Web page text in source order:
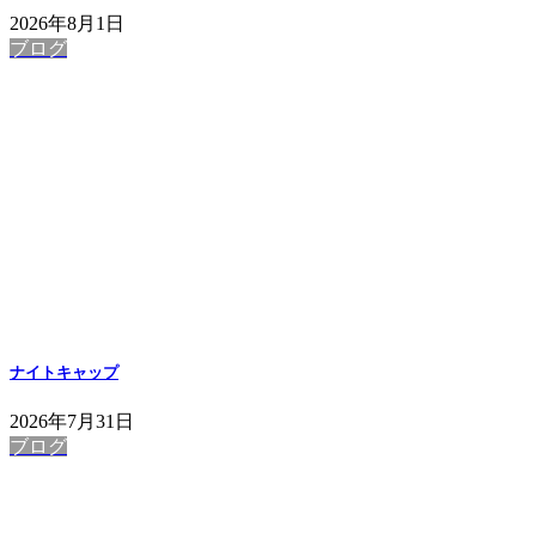
2026年8月1日
ブログ
ナイトキャップ
2026年7月31日
ブログ